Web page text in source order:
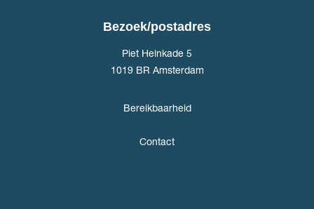
Bezoek/postadres
Piet Heinkade 5
1019 BR Amsterdam
Bereikbaarheid
Contact